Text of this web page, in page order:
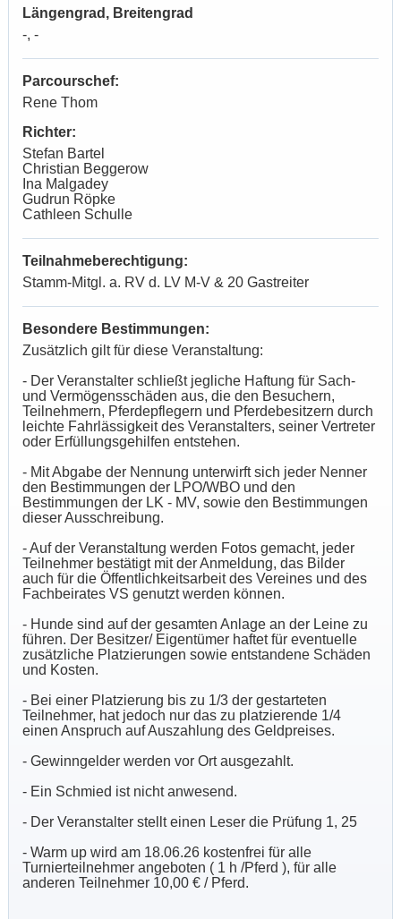
Längengrad, Breitengrad
-, -
Parcourschef:
Rene Thom
Richter:
Stefan Bartel
Christian Beggerow
Ina Malgadey
Gudrun Röpke
Cathleen Schulle
Teilnahmeberechtigung:
Stamm-Mitgl. a. RV d. LV M-V & 20 Gastreiter
Besondere Bestimmungen:
Zusätzlich gilt für diese Veranstaltung:
- Der Veranstalter schließt jegliche Haftung für Sach-
und Vermögensschäden aus, die den Besuchern,
Teilnehmern, Pferdepflegern und Pferdebesitzern durch
leichte Fahrlässigkeit des Veranstalters, seiner Vertreter
oder Erfüllungsgehilfen entstehen.
- Mit Abgabe der Nennung unterwirft sich jeder Nenner
den Bestimmungen der LPO/WBO und den
Bestimmungen der LK - MV, sowie den Bestimmungen
dieser Ausschreibung.
- Auf der Veranstaltung werden Fotos gemacht, jeder
Teilnehmer bestätigt mit der Anmeldung, das Bilder
auch für die Öffentlichkeitsarbeit des Vereines und des
Fachbeirates VS genutzt werden können.
- Hunde sind auf der gesamten Anlage an der Leine zu
führen. Der Besitzer/ Eigentümer haftet für eventuelle
zusätzliche Platzierungen sowie entstandene Schäden
und Kosten.
- Bei einer Platzierung bis zu 1/3 der gestarteten
Teilnehmer, hat jedoch nur das zu platzierende 1/4
einen Anspruch auf Auszahlung des Geldpreises.
- Gewinngelder werden vor Ort ausgezahlt.
- Ein Schmied ist nicht anwesend.
- Der Veranstalter stellt einen Leser die Prüfung 1, 25
- Warm up wird am 18.06.26 kostenfrei für alle
Turnierteilnehmer angeboten ( 1 h /Pferd ), für alle
anderen Teilnehmer 10,00 € / Pferd.